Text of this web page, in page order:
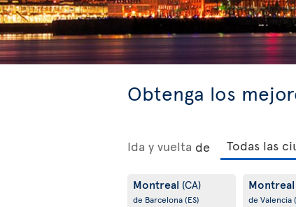
Obtenga los
Ida y vuelta de
Montreal (CA)
de Barcelona(ES)
Montreal
de Valencia